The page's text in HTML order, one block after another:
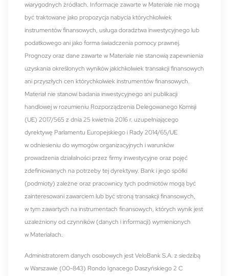
wiarygodnych źródłach. Informacje zawarte w Materiale nie mogą
być traktowane jako propozycja nabycia którychkolwiek
instrumentów finansowych, usługa doradztwa inwestycyjnego lub
podatkowego ani jako forma świadczenia pomocy prawnej.
Prognozy oraz dane zawarte w Materiale nie stanowią zapewnienia
uzyskania określonych wyników jakichkolwiek transakcji finansowych
ani przyszłych cen którychkolwiek instrumentów finansowych.
Materiał nie stanowi badania inwestycyjnego ani publikacji
handlowej w rozumieniu Rozporządzenia Delegowanego Komisji
(UE) 2017/565 z dnia 25 kwietnia 2016 r. uzupełniającego
dyrektywę Parlamentu Europejskiego i Rady 2014/65/UE
w odniesieniu do wymogów organizacyjnych i warunków
prowadzenia działalności przez firmy inwestycyjne oraz pojęć
zdefiniowanych na potrzeby tej dyrektywy. Bank i jego spółki
(podmioty) zależne oraz pracownicy tych podmiotów mogą być
zainteresowani zawarciem lub być stroną transakcji finansowych,
w tym zawartych na instrumentach finansowych, których wynik jest
uzależniony od czynników (danych i informacji) wymienionych
w Materiałach.
Administratorem danych osobowych jest VeloBank S.A. z siedzibą
w Warszawie (00-843) Rondo Ignacego Daszyńskiego 2 C